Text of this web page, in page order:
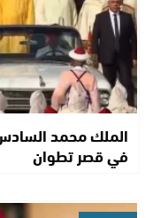
الملك محمد
في قصر تطوان